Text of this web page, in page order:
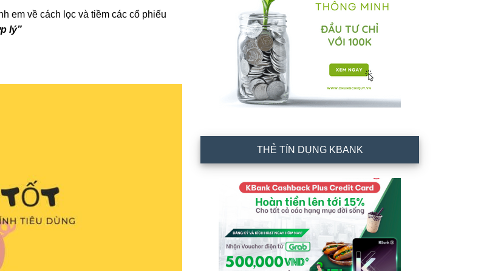
em về cách lọc và tiềm các cổ phiếu
lý”
THẺ TÍN DỤNG KBANK